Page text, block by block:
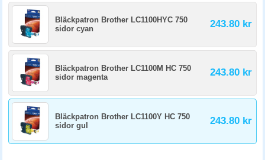
Bläckpatron Brother LC1100HYC 750
sidor cyan
243.80 kr
Bläckpatron Brother LC1100M HC 750
sidor magenta
243.80 kr
Bläckpatron Brother LC1100Y HC 750
sidor gul
243.80 kr